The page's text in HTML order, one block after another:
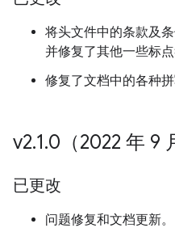
将头文件中的条款及
并修复了其他一些标
修复了文档中的各种
v2.1.0（2022 年 9
已更改
问题修复和文档更新。